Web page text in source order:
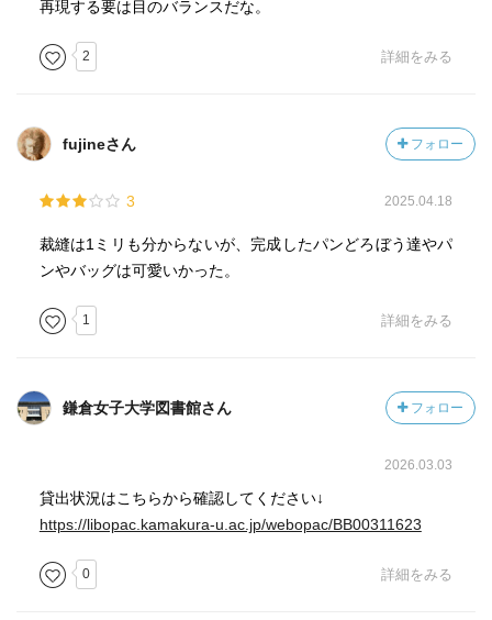
再現する要は目のバランスだな。
2 詳細をみる
fujineさん フォロー
3 2025.04.18
裁縫は1ミリも分からないが、完成したパンどろぼう達やパ
ンやバッグは可愛いかった。
1 詳細をみる
鎌倉女子大学図書館さん フォロー
2026.03.03
貸出状況はこちらから確認してください↓
https://libopac.kamakura-u.ac.jp/webopac/BB00311623
0 詳細をみる